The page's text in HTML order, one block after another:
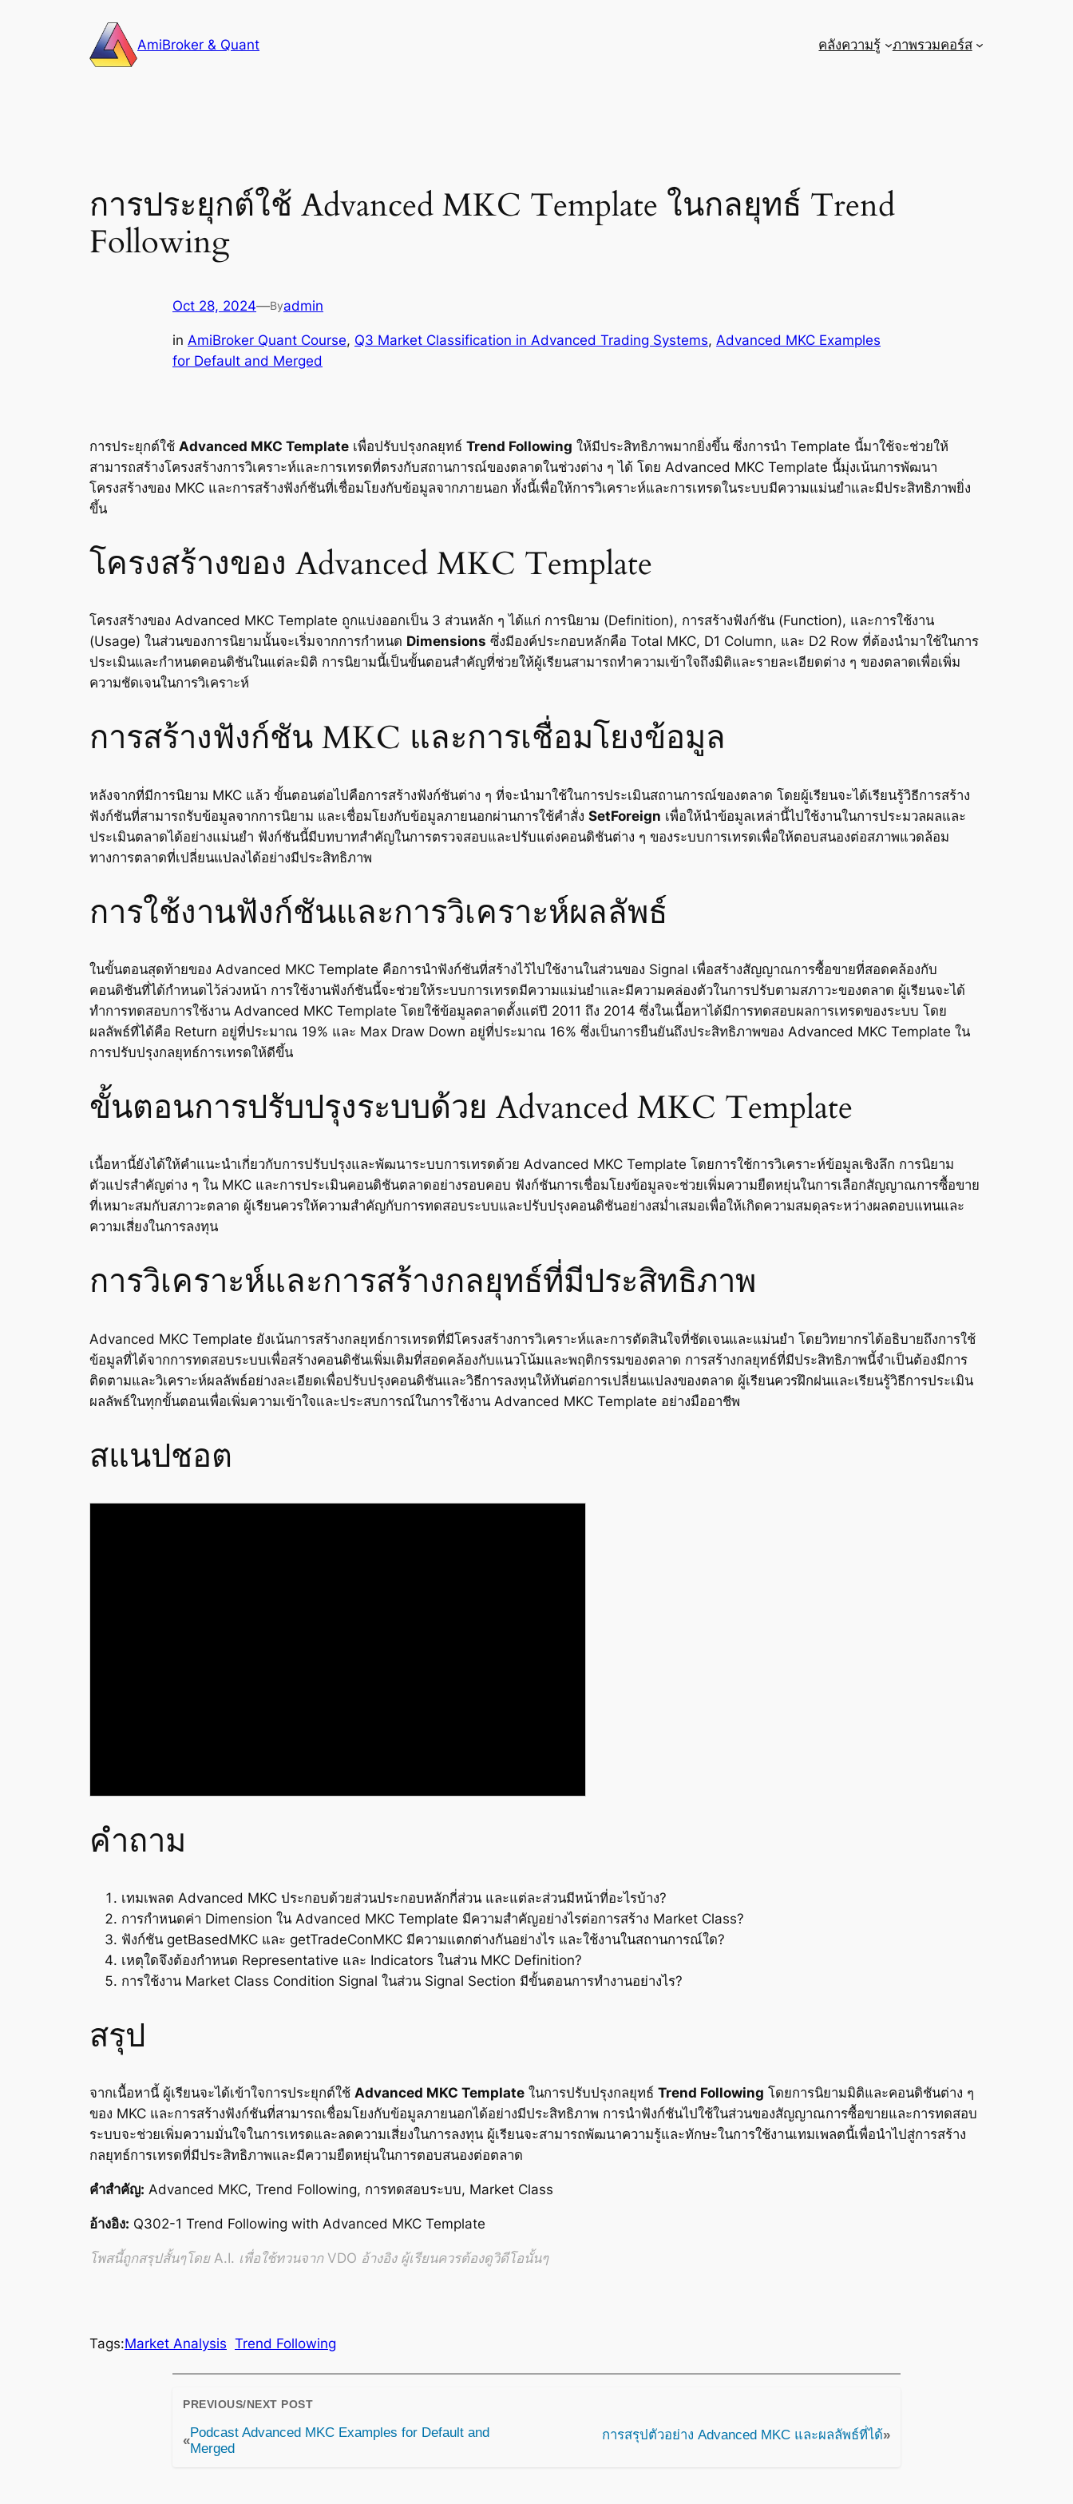
AmiBroker & Quant คลังความรู้ ภาพรวมคอร์ส
การประยุกต์ใช้ Advanced MKC Template ในกลยุทธ์ Trend
Following
Oct 28, 2024—Byadmin
in AmiBroker Quant Course, Q3 Market Classification in Advanced Trading Systems, Advanced MKC Examples
for Default and Merged
การประยุกต์ใช้ Advanced MKC Template เพื่อปรับปรุงกลยุทธ์ Trend Following ให้มีประสิทธิภาพมากยิ่งขึ้น ซึ่งการนำ Template นี้มาใช้จะช่วยให้
สามารถสร้างโครงสร้างการวิเคราะห์และการเทรดที่ตรงกับสถานการณ์ของตลาดในช่วงต่าง ๆ ได้ โดย Advanced MKC Template นี้มุ่งเน้นการพัฒนา
โครงสร้างของ MKC และการสร้างฟังก์ชันที่เชื่อมโยงกับข้อมูลจากภายนอก ทั้งนี้เพื่อให้การวิเคราะห์และการเทรดในระบบมีความแม่นยำและมีประสิทธิภาพยิ่ง
ขึ้น
โครงสร้างของ Advanced MKC Template
โครงสร้างของ Advanced MKC Template ถูกแบ่งออกเป็น 3 ส่วนหลัก ๆ ได้แก่ การนิยาม (Definition), การสร้างฟังก์ชัน (Function), และการใช้งาน
(Usage) ในส่วนของการนิยามนั้นจะเริ่มจากการกำหนด Dimensions ซึ่งมีองค์ประกอบหลักคือ Total MKC, D1 Column, และ D2 Row ที่ต้องนำมาใช้ในการ
ประเมินและกำหนดคอนดิชันในแต่ละมิติ การนิยามนี้เป็นขั้นตอนสำคัญที่ช่วยให้ผู้เรียนสามารถทำความเข้าใจถึงมิติและรายละเอียดต่าง ๆ ของตลาดเพื่อเพิ่ม
ความชัดเจนในการวิเคราะห์
การสร้างฟังก์ชัน MKC และการเชื่อมโยงข้อมูล
หลังจากที่มีการนิยาม MKC แล้ว ขั้นตอนต่อไปคือการสร้างฟังก์ชันต่าง ๆ ที่จะนำมาใช้ในการประเมินสถานการณ์ของตลาด โดยผู้เรียนจะได้เรียนรู้วิธีการสร้าง
ฟังก์ชันที่สามารถรับข้อมูลจากการนิยาม และเชื่อมโยงกับข้อมูลภายนอกผ่านการใช้คำสั่ง SetForeign เพื่อให้นำข้อมูลเหล่านี้ไปใช้งานในการประมวลผลและ
ประเมินตลาดได้อย่างแม่นยำ ฟังก์ชันนี้มีบทบาทสำคัญในการตรวจสอบและปรับแต่งคอนดิชันต่าง ๆ ของระบบการเทรดเพื่อให้ตอบสนองต่อสภาพแวดล้อม
ทางการตลาดที่เปลี่ยนแปลงได้อย่างมีประสิทธิภาพ
การใช้งานฟังก์ชันและการวิเคราะห์ผลลัพธ์
ในขั้นตอนสุดท้ายของ Advanced MKC Template คือการนำฟังก์ชันที่สร้างไว้ไปใช้งานในส่วนของ Signal เพื่อสร้างสัญญาณการซื้อขายที่สอดคล้องกับ
คอนดิชันที่ได้กำหนดไว้ล่วงหน้า การใช้งานฟังก์ชันนี้จะช่วยให้ระบบการเทรดมีความแม่นยำและมีความคล่องตัวในการปรับตามสภาวะของตลาด ผู้เรียนจะได้
ทำการทดสอบการใช้งาน Advanced MKC Template โดยใช้ข้อมูลตลาดตั้งแต่ปี 2011 ถึง 2014 ซึ่งในเนื้อหาได้มีการทดสอบผลการเทรดของระบบ โดย
ผลลัพธ์ที่ได้คือ Return อยู่ที่ประมาณ 19% และ Max Draw Down อยู่ที่ประมาณ 16% ซึ่งเป็นการยืนยันถึงประสิทธิภาพของ Advanced MKC Template ใน
การปรับปรุงกลยุทธ์การเทรดให้ดีขึ้น
ขั้นตอนการปรับปรุงระบบด้วย Advanced MKC Template
เนื้อหานี้ยังได้ให้คำแนะนำเกี่ยวกับการปรับปรุงและพัฒนาระบบการเทรดด้วย Advanced MKC Template โดยการใช้การวิเคราะห์ข้อมูลเชิงลึก การนิยาม
ตัวแปรสำคัญต่าง ๆ ใน MKC และการประเมินคอนดิชันตลาดอย่างรอบคอบ ฟังก์ชันการเชื่อมโยงข้อมูลจะช่วยเพิ่มความยืดหยุ่นในการเลือกสัญญาณการซื้อขาย
ที่เหมาะสมกับสภาวะตลาด ผู้เรียนควรให้ความสำคัญกับการทดสอบระบบและปรับปรุงคอนดิชันอย่างสม่ำเสมอเพื่อให้เกิดความสมดุลระหว่างผลตอบแทนและ
ความเสี่ยงในการลงทุน
การวิเคราะห์และการสร้างกลยุทธ์ที่มีประสิทธิภาพ
Advanced MKC Template ยังเน้นการสร้างกลยุทธ์การเทรดที่มีโครงสร้างการวิเคราะห์และการตัดสินใจที่ชัดเจนและแม่นยำ โดยวิทยากรได้อธิบายถึงการใช้
ข้อมูลที่ได้จากการทดสอบระบบเพื่อสร้างคอนดิชันเพิ่มเติมที่สอดคล้องกับแนวโน้มและพฤติกรรมของตลาด การสร้างกลยุทธ์ที่มีประสิทธิภาพนี้จำเป็นต้องมีการ
ติดตามและวิเคราะห์ผลลัพธ์อย่างละเอียดเพื่อปรับปรุงคอนดิชันและวิธีการลงทุนให้ทันต่อการเปลี่ยนแปลงของตลาด ผู้เรียนควรฝึกฝนและเรียนรู้วิธีการประเมิน
ผลลัพธ์ในทุกขั้นตอนเพื่อเพิ่มความเข้าใจและประสบการณ์ในการใช้งาน Advanced MKC Template อย่างมืออาชีพ
สแนปชอต
คำถาม
เทมเพลต Advanced MKC ประกอบด้วยส่วนประกอบหลักกี่ส่วน และแต่ละส่วนมีหน้าที่อะไรบ้าง?
การกำหนดค่า Dimension ใน Advanced MKC Template มีความสำคัญอย่างไรต่อการสร้าง Market Class?
ฟังก์ชัน getBasedMKC และ getTradeConMKC มีความแตกต่างกันอย่างไร และใช้งานในสถานการณ์ใด?
เหตุใดจึงต้องกำหนด Representative และ Indicators ในส่วน MKC Definition?
การใช้งาน Market Class Condition Signal ในส่วน Signal Section มีขั้นตอนการทำงานอย่างไร?
สรุป
จากเนื้อหานี้ ผู้เรียนจะได้เข้าใจการประยุกต์ใช้ Advanced MKC Template ในการปรับปรุงกลยุทธ์ Trend Following โดยการนิยามมิติและคอนดิชันต่าง ๆ
ของ MKC และการสร้างฟังก์ชันที่สามารถเชื่อมโยงกับข้อมูลภายนอกได้อย่างมีประสิทธิภาพ การนำฟังก์ชันไปใช้ในส่วนของสัญญาณการซื้อขายและการทดสอบ
ระบบจะช่วยเพิ่มความมั่นใจในการเทรดและลดความเสี่ยงในการลงทุน ผู้เรียนจะสามารถพัฒนาความรู้และทักษะในการใช้งานเทมเพลตนี้เพื่อนำไปสู่การสร้าง
กลยุทธ์การเทรดที่มีประสิทธิภาพและมีความยืดหยุ่นในการตอบสนองต่อตลาด
คำสำคัญ: Advanced MKC, Trend Following, การทดสอบระบบ, Market Class
อ้างอิง: Q302-1 Trend Following with Advanced MKC Template
โพสนี้ถูกสรุปสั้นๆโดย A.I. เพื่อใช้ทวนจาก VDO อ้างอิง ผู้เรียนควรต้องดูวิดีโอนั้นๆ
Tags:Market Analysis Trend Following
PREVIOUS/NEXT POST
«
Podcast Advanced MKC Examples for Default and
Merged
การสรุปตัวอย่าง Advanced MKC และผลลัพธ์ที่ได้»